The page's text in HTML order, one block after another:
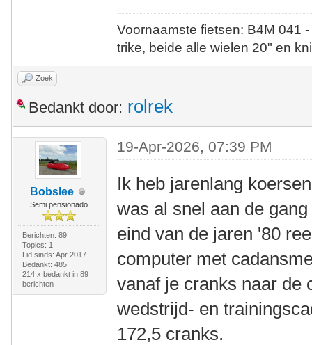
Voornaamste fietsen: B4M
trike, beide alle wielen 20" en
Zoek
Bedankt door: rolrek
Bobslee
Semi pensionado
Berichten: 89
Topics: 1
Lid sinds: Apr 2017
Bedankt: 485
214 x bedankt in 89
berichten
19-Apr-2026, 07:39 PM
Ik heb jarenlang
was al snel aan de
eind van de jaren '80
computer met
vanaf je cranks naar de
wedstrijd- en
172,5 cranks.